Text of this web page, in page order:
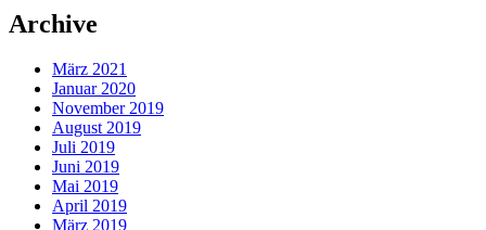
Archive
März 2021
Januar 2020
November 2019
August 2019
Juli 2019
Juni 2019
Mai 2019
April 2019
März 2019